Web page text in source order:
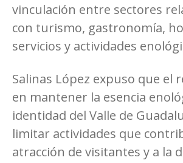
vinculación entre sectores
con turismo, gastronomía,
servicios y actividades
Salinas López expuso que el
en mantener la esencia
identidad del Valle de
limitar actividades que
atracción de visitantes y a la